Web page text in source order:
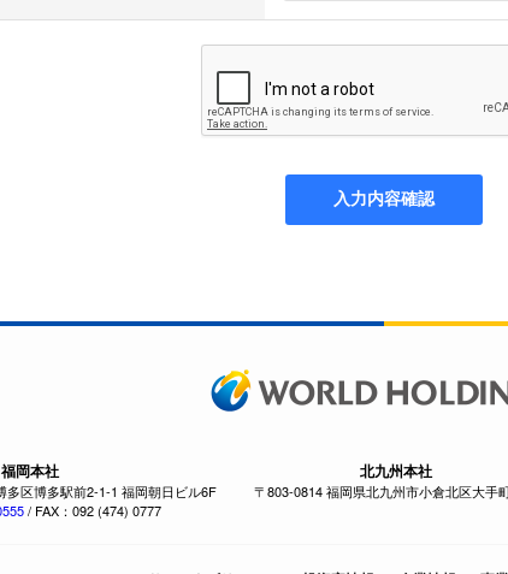
福岡本社
多区博多駅前2-1-1 福岡朝日ビル6F
/ FAX：092 (474) 0777
北九州本社
〒803-0814 福岡県北九州市小倉北区大手